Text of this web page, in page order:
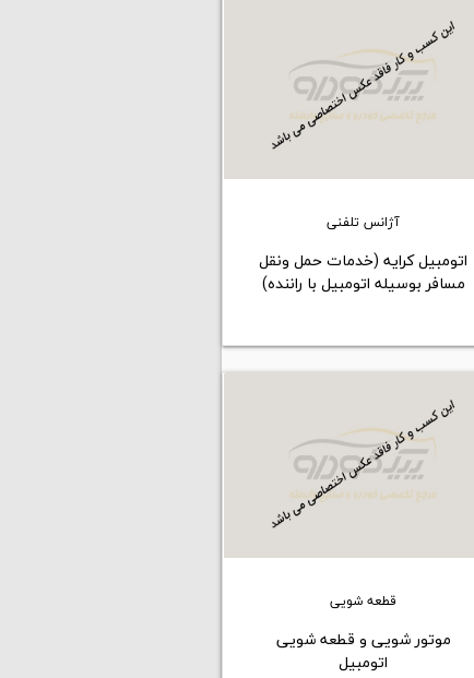
آژانس تلفنی
اتومبیل کرایه (خدمات حمل ونقل
مسافر بوسیله اتومبیل با راننده)
قطعه شویی
موتور شویی و قطعه شویی
اتومبیل